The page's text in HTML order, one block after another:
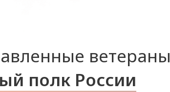
ветераны
полк России